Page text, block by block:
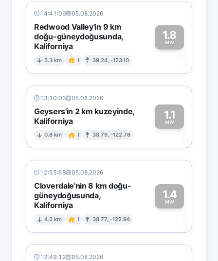
14:41:09 05.08.2026
Redwood Valley'in 9 km
doğu-güneydoğusunda,
Kaliforniya
5.3 km I 39.24, -123.10
1.8
MW
1
13:10:03 05.08.2026
Geysers'in 2 km kuzeyinde,
Kaliforniya
0.8 km I 38.79, -122.76
1.1
MW1
12:55:58 05.08.2026
Cloverdale'nin 8 km doğu-
güneydoğusunda,
Kaliforniya
4.2 km I 38.77, -122.94
1.4
MW
1
12:49:12 05.08.2026